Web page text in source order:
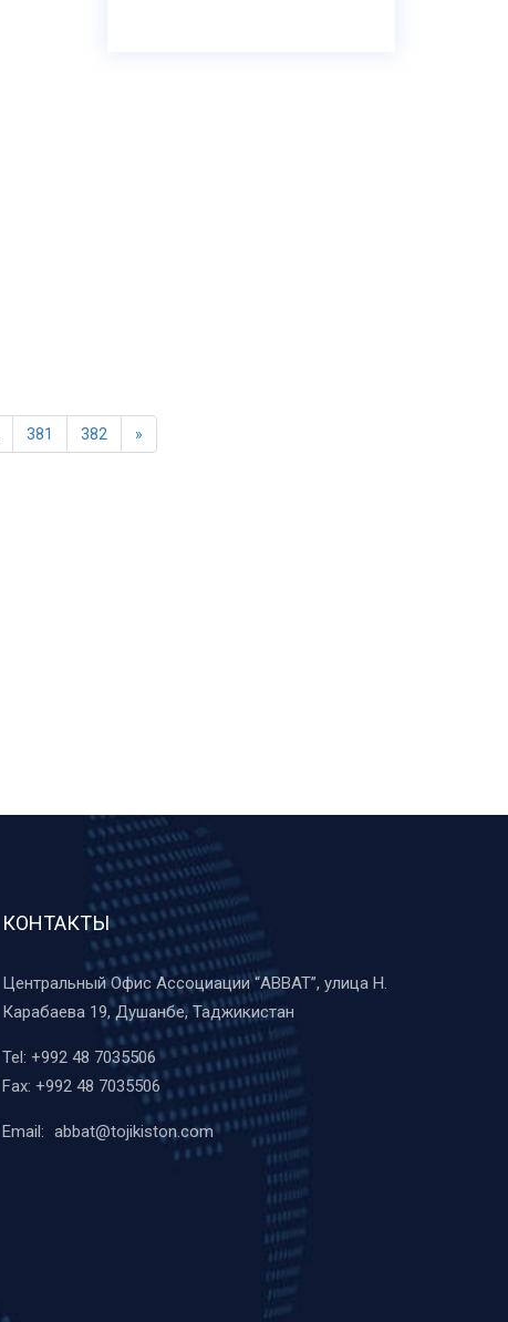
381 382 »
КОНТАКТЫ
Центральный Офис Ассоциации “ABBAT”, улица Н.
Карабаева 19, Душанбе, Таджикистан
Tel: +992 48 7035506
Fax: +992 48 7035506
Email: abbat@tojikiston.com